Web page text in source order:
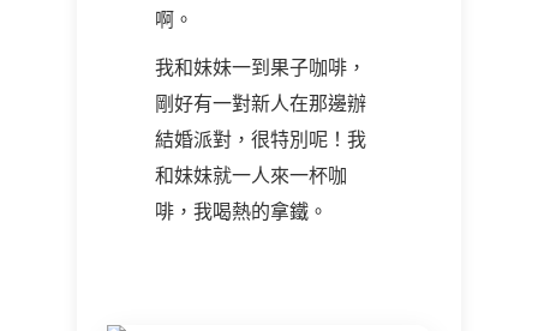
啊。
我和妹妹一到果子咖啡，
剛好有一對新人在那邊辦
結婚派對，很特別呢！我
和妹妹就一人來一杯咖
啡，我喝熱的拿鐵。